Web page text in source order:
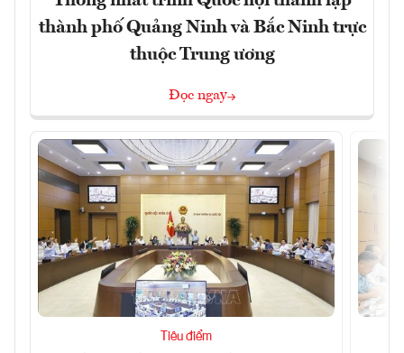
thành phố Quảng Ninh và Bắc Ninh trực
thuộc Trung ương
Đọc ngay
Tiêu điểm